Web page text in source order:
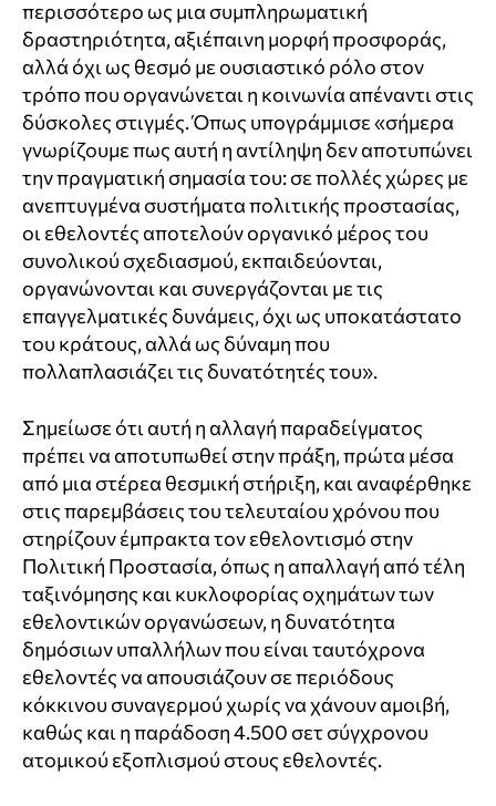
περισσότερο ως μια συμπληρωματική
δραστηριότητα, αξιέπαινη μορφή προσφοράς,
αλλά όχι ως θεσμό με ουσιαστικό ρόλο στον
τρόπο που οργανώνεται η κοινωνία απέναντι στις
δύσκολες στιγμές. Όπως υπογράμμισε «σήμερα
γνωρίζουμε πως αυτή η αντίληψη δεν αποτυπώνει
την πραγματική σημασία του: σε πολλές χώρες με
ανεπτυγμένα συστήματα πολιτικής προστασίας,
οι εθελοντές αποτελούν οργανικό μέρος του
συνολικού σχεδιασμού, εκπαιδεύονται,
οργανώνονται και συνεργάζονται με τις
επαγγελματικές δυνάμεις, όχι ως υποκατάστατο
του κράτους, αλλά ως δύναμη που
πολλαπλασιάζει τις δυνατότητές του».
Σημείωσε ότι αυτή η αλλαγή παραδείγματος
πρέπει να αποτυπωθεί στην πράξη, πρώτα μέσα
από μια στέρεα θεσμική στήριξη, και αναφέρθηκε
στις παρεμβάσεις του τελευταίου χρόνου που
στηρίζουν έμπρακτα τον εθελοντισμό στην
Πολιτική Προστασία, όπως η απαλλαγή από τέλη
ταξινόμησης και κυκλοφορίας οχημάτων των
εθελοντικών οργανώσεων, η δυνατότητα
δημόσιων υπαλλήλων που είναι ταυτόχρονα
εθελοντές να απουσιάζουν σε περιόδους
κόκκινου συναγερμού χωρίς να χάνουν αμοιβή,
καθώς και η παράδοση 4.500 σετ σύγχρονου
ατομικού εξοπλισμού στους εθελοντές.